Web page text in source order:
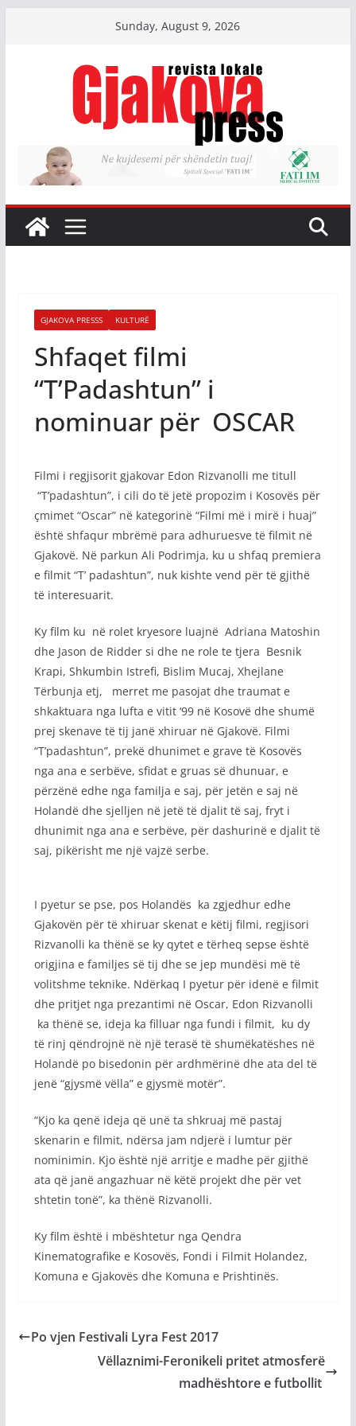
Sunday, August 9, 2026
GJAKOVA PRESSS KULTURË
Shfaqet filmi
“T’Padashtun” i
nominuar për OSCAR
Filmi i regjisorit gjakovar Edon Rizvanolli me titull
“T’padashtun”, i cili do të jetë propozim i Kosovës për
çmimet “Oscar” në kategorinë “Filmi më i mirë i huaj”
është shfaqur mbrëmë para adhuruesve të filmit në
Gjakovë. Në parkun Ali Podrimja, ku u shfaq premiera
e filmit “T’ padashtun”, nuk kishte vend për të gjithë
të interesuarit.
Ky film ku në rolet kryesore luajnë Adriana Matoshin
dhe Jason de Ridder si dhe ne role te tjera Besnik
Krapi, Shkumbin Istrefi, Bislim Mucaj, Xhejlane
Tërbunja etj, merret me pasojat dhe traumat e
shkaktuara nga lufta e vitit ‘99 në Kosovë dhe shumë
prej skenave të tij janë xhiruar në Gjakovë. Filmi
“T’padashtun”, prekë dhunimet e grave të Kosovës
nga ana e serbëve, sfidat e gruas së dhunuar, e
përzënë edhe nga familja e saj, për jetën e saj në
Holandë dhe sjelljen në jetë të djalit të saj, fryt i
dhunimit nga ana e serbëve, për dashurinë e djalit të
saj, pikërisht me një vajzë serbe.
I pyetur se pse, pos Holandës ka zgjedhur edhe
Gjakovën për të xhiruar skenat e këtij filmi, regjisori
Rizvanolli ka thënë se ky qytet e tërheq sepse është
origjina e familjes së tij dhe se jep mundësi më të
volitshme teknike. Ndërkaq I pyetur për idenë e filmit
dhe pritjet nga prezantimi në Oscar, Edon Rizvanolli
ka thënë se, ideja ka filluar nga fundi i filmit, ku dy
të rinj qëndrojnë në një terasë të shumëkatëshes në
Holandë po bisedonin për ardhmërinë dhe ata del të
jenë “gjysmë vëlla” e gjysmë motër”.
“Kjo ka qenë ideja që unë ta shkruaj më pastaj
skenarin e filmit, ndërsa jam ndjerë i lumtur për
nominimin. Kjo është një arritje e madhe për gjithë
ata që janë angazhuar në këtë projekt dhe për vet
shtetin tonë”, ka thënë Rizvanolli.
Ky film është i mbështetur nga Qendra
Kinematografike e Kosovës, Fondi i Filmit Holandez,
Komuna e Gjakovës dhe Komuna e Prishtinës.
Po vjen Festivali Lyra Fest 2017
Vëllaznimi-Feronikeli pritet atmosferë
madhështore e futbollit